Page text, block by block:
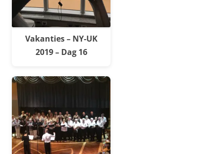
Vakanties – NY-UK
2019 – Dag 16